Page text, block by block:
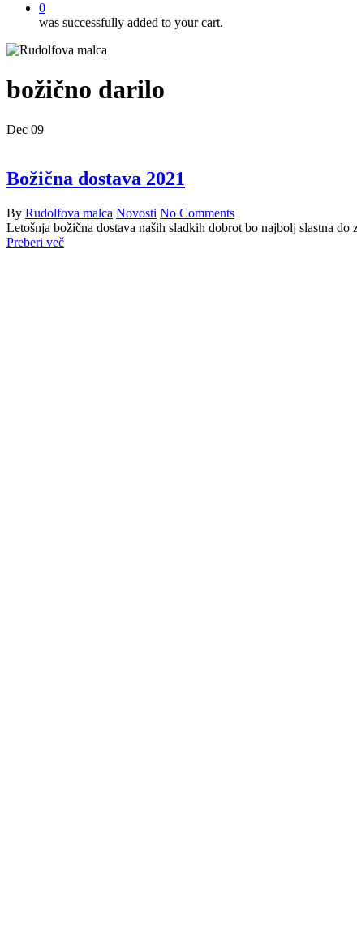
0
was successfully added to your cart.
božično darilo
Dec 09
Božična dostava 2021
By Rudolfova malca Novosti No Comments
Letošnja božična dostava naših sladkih dobrot bo najbolj slastna
Preberi več